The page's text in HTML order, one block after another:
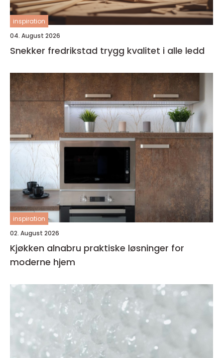
inspiration
04. August 2026
Snekker fredrikstad trygg kvalitet i alle ledd
inspiration
02. August 2026
Kjøkken alnabru praktiske løsninger for
moderne hjem